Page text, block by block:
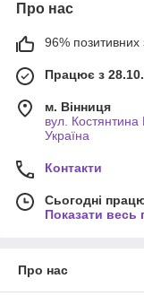
Про нас
96% позитивних
Працює з
м. Вінниця
вул.
Україна
Контакти
Сьогодні
Показати весь
Про нас